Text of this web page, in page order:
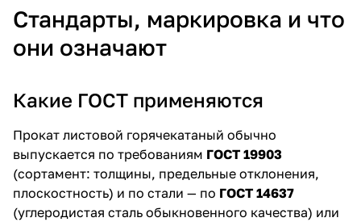
Стандарты, маркировка и что
они означают
Какие ГОСТ применяются
Прокат листовой горячекатаный обычно
выпускается по требованиям ГОСТ 19903
(сортамент: толщины, предельные отклонения,
плоскостность) и по стали — по ГОСТ 14637
(углеродистая сталь обыкновенного качества) или